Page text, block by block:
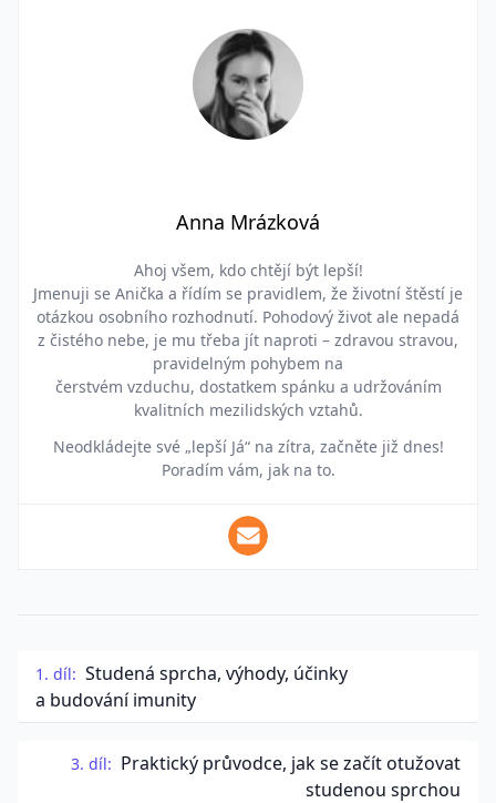
Anna Mrázková
Ahoj všem, kdo chtějí být lepší!
Jmenuji se Anička a řídím se pravidlem, že životní štěstí je
otázkou osobního rozhodnutí. Pohodový život ale nepadá
z čistého nebe, je mu třeba jít naproti – zdravou stravou,
pravidelným pohybem na
čerstvém vzduchu, dostatkem spánku a udržováním
kvalitních mezilidských vztahů.
Neodkládejte své „lepší Já“ na zítra, začněte již dnes!
Poradím vám, jak na to.
1. díl: Studená sprcha, výhody, účinky
a budování imunity
3. díl: Praktický průvodce, jak se začít otužovat
studenou sprchou